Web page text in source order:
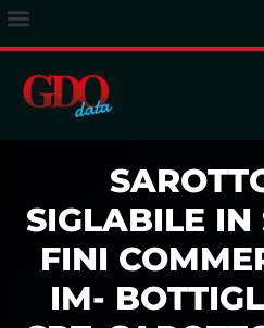
SIGLABILE IN
FINI
IM-